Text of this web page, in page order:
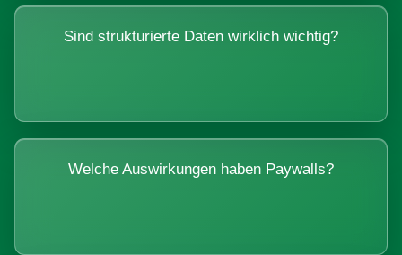
Sind strukturierte Daten wirklich wichtig?
Welche Auswirkungen haben Paywalls?